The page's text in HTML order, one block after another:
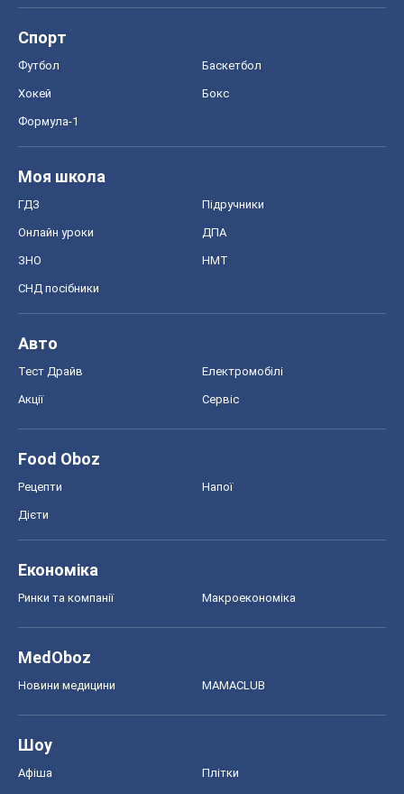
Спорт
Футбол Баскетбол
Хокей Бокс
Формула-1
Моя школа
ГДЗ Підручники
Онлайн уроки ДПА
ЗНО НМТ
СНД посібники
Авто
Тест Драйв Електромобілі
Акції Сервіс
Food Oboz
Рецепти Напої
Дієти
Економіка
Ринки та компанії Макроекономіка
MedOboz
Новини медицини MAMACLUB
Шоу
Афіша Плітки